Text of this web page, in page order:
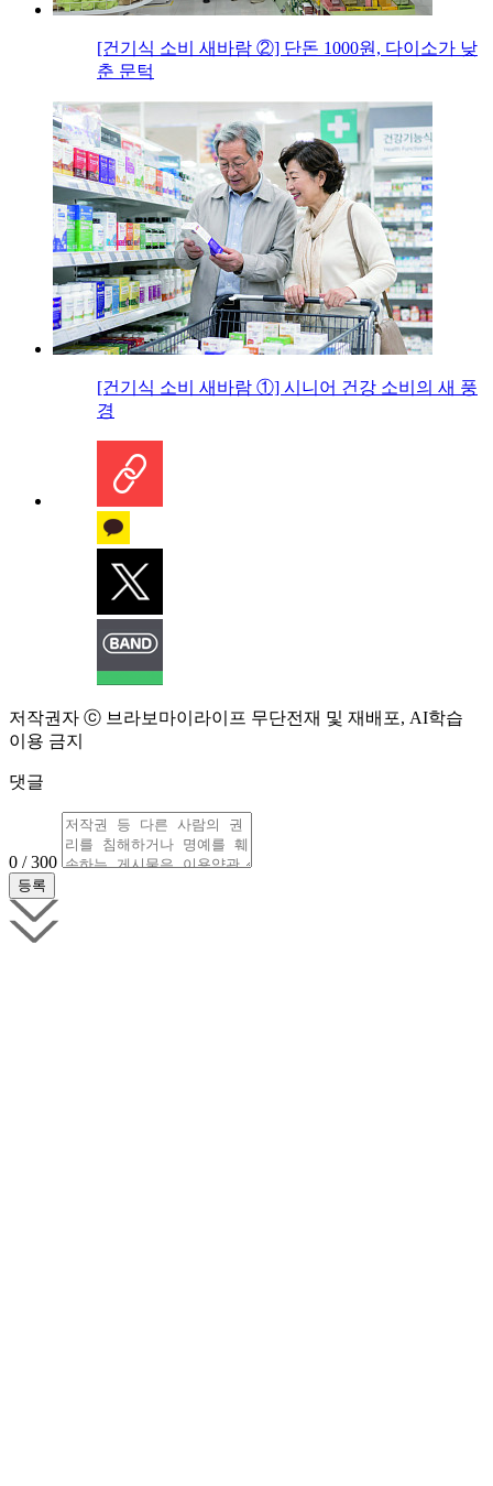
[건기식 소비 새바람 ②] 단돈 1000원, 다이소가 낮
춘 문턱
[건기식 소비 새바람 ①] 시니어 건강 소비의 새 풍
경
저작권자 ⓒ 브라보마이라이프 무단전재 및 재배포, AI학습
이용 금지
댓글
0 / 300